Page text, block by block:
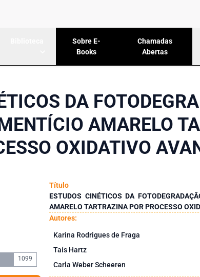
Sobre E-
Books
Chamadas
Abertas
DA
AMARELO
OXIDATIVO
1099
Título
ESTUDOS CINÉTICOS DA
AMARELO TARTRAZINA POR PROCESSO
Autores:
Karina Rodrigues de Fraga
Taís Hartz
Carla Weber Scheeren